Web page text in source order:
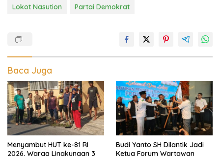
Lokot Nasution Partai Demokrat
Baca Juga
Menyambut HUT ke-81 RI
2026, Warga Lingkungan 3
Budi Yanto SH Dilantik Jadi
Ketua Forum Wartawan